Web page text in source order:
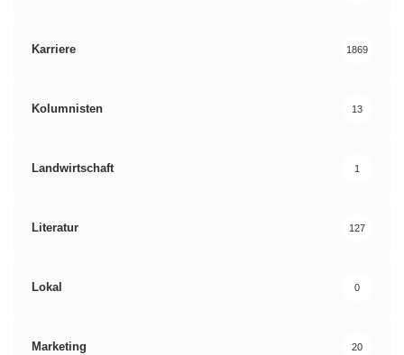
Karriere 1869
Kolumnisten 13
Landwirtschaft 1
Literatur 127
Lokal 0
Marketing 20